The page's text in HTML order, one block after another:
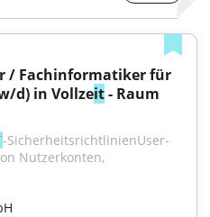
/ Fachinformatiker für
d) in Vollzeit - Raum
-SicherheitsrichtlinienUser-
Nutzerkonten,